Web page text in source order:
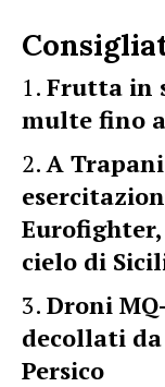
Frutta in
multe fino a
A
cielo di
Droni
decollati
Persico